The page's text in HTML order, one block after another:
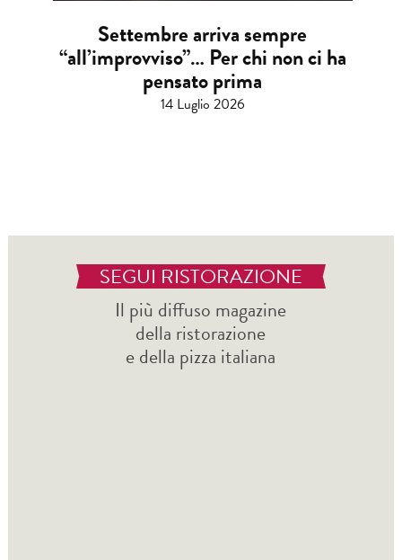
Settembre arriva sempre
“all’improvviso”… Per chi non ci ha
pensato prima
14 Luglio 2026
SEGUI RISTORAZIONE
Il più diffuso magazine
della ristorazione
e della pizza italiana